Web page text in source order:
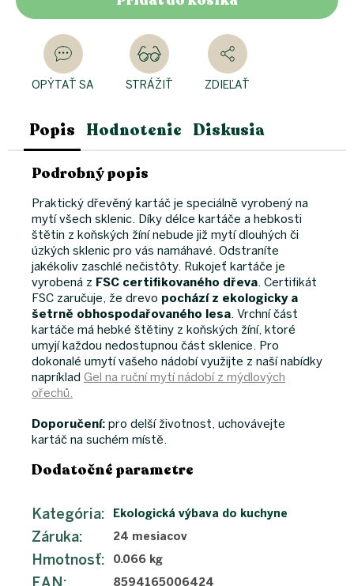
OPÝTAŤ SA STRÁŽIŤ ZDIEĽAŤ
Popis Hodnotenie Diskusia
Podrobný popis
Praktický dřevěný kartáč je speciálně vyrobený na
mytí všech sklenic. Díky délce kartáče a hebkosti
štětin z koňských žíní nebude již mytí dlouhých či
úzkých sklenic pro vás namáhavé. Odstraníte
jakékoliv zaschlé nečistôty. Rukojeť kartáče je
vyrobená z FSC certifikovaného dřeva. Certifikát
FSC zaručuje, že drevo pochází z ekologicky a
šetrně obhospodařovaného lesa. Vrchní část
kartáče má hebké štětiny z koňských žíní, ktoré
umyjí každou nedostupnou část sklenice. Pro
dokonalé umytí vašeho nádobí využijte z naší nabídky
napríklad Gel na ruční mytí nádobí z mýdlových
ořechů.
Doporučení: pro delší životnost, uchovávejte
kartáč na suchém místě.
Dodatočné parametre
Kategória: Ekologická výbava do kuchyne
Záruka: 24 mesiacov
Hmotnosť: 0.066 kg
8594165006424